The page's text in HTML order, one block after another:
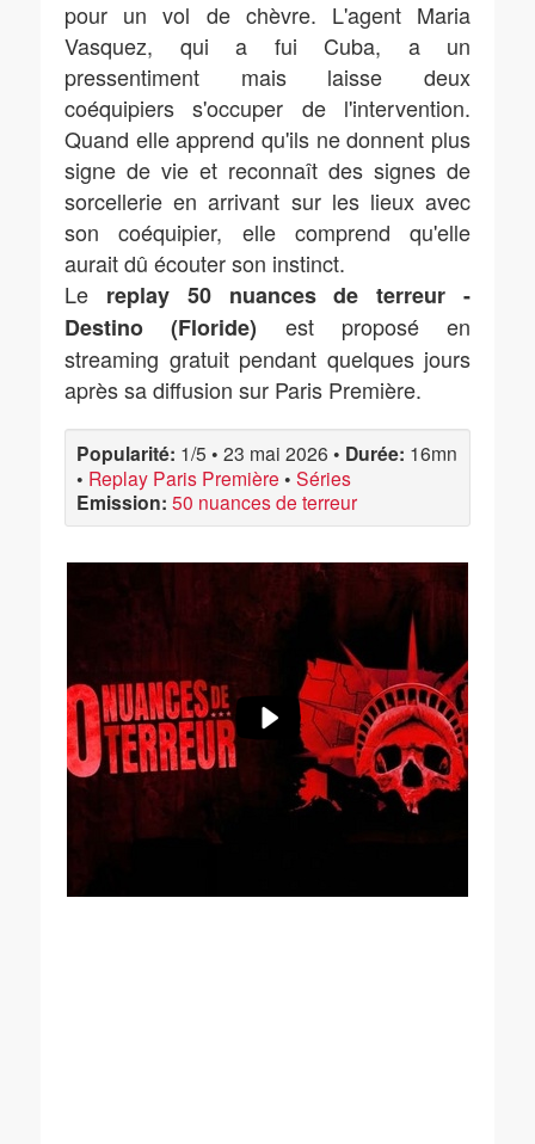
pour un vol de chèvre. L'agent Maria
Vasquez, qui a fui Cuba, a un
pressentiment mais laisse deux
coéquipiers s'occuper de l'intervention.
Quand elle apprend qu'ils ne donnent plus
signe de vie et reconnaît des signes de
sorcellerie en arrivant sur les lieux avec
son coéquipier, elle comprend qu'elle
aurait dû écouter son instinct.
Le replay 50 nuances de terreur -
Destino (Floride) est proposé en
streaming gratuit pendant quelques jours
après sa diffusion sur Paris Première.
Popularité: 1/5 • 23 mai 2026 • Durée: 16mn
• Replay Paris Première • Séries
Emission: 50 nuances de terreur